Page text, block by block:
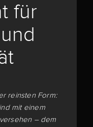
für
reinsten Form:
mit einem
– dem